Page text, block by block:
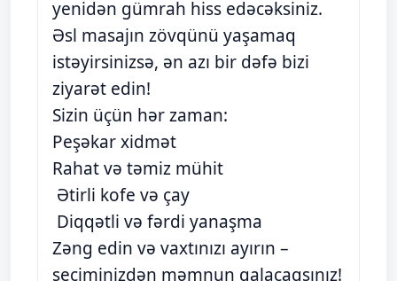
yenidən gümrah hiss edəcəksiniz.
Əsl masajın zövqünü yaşamaq
istəyirsinizsə, ən azı bir dəfə bizi
ziyarət edin!
Sizin üçün hər zaman:
Peşəkar xidmət
Rahat və təmiz mühit
Ətirli kofe və çay
Diqqətli və fərdi yanaşma
Zəng edin və vaxtınızı ayırın –
seçiminizdən məmnun qalacaqsınız!